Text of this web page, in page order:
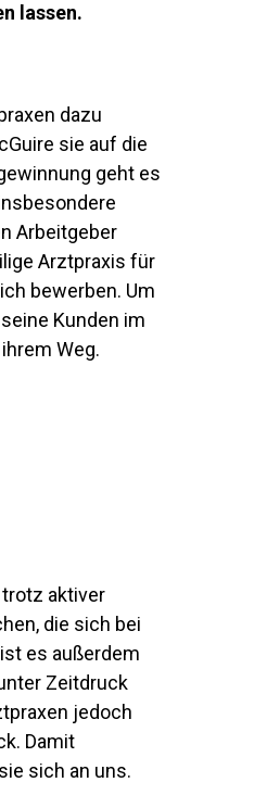
lassen.
dazu
sie auf die
geht es
Arbeitgeber
Arztpraxis für
bewerben. Um
Kunden im
Weg.
aktiver
die sich bei
es außerdem
Zeitdruck
jedoch
Damit
sich an uns.